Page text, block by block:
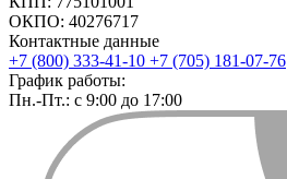
ОКПО: 40276717
Контактные данные
+7 (800) 333-41-10 +7 (705) 181-07-76
График работы:
Пн.-Пт.: с 9:00 до 17:00